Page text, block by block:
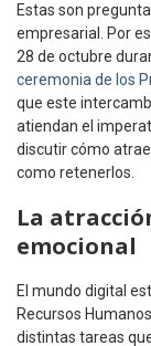
Estas son
empresarial. Por
28 de octubre
ceremonia de los
que este
atiendan el
discutir cómo
como retenerlos.
La
emocional
El mundo digital
Recursos
distintas tareas